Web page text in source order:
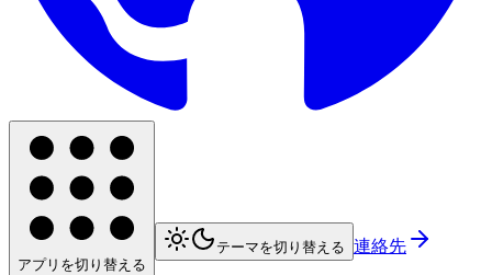
アプリを切り替える
テーマを切り替える 連絡先